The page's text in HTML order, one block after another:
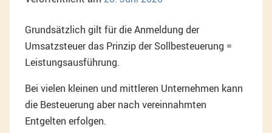
Grundsätzlich gilt für die Anmeldung der
Umsatzsteuer das Prinzip der Sollbesteuerung =
Leistungsausführung.
Bei vielen kleinen und mittleren Unternehmen kann
die Besteuerung aber nach vereinnahmten
Entgelten erfolgen.